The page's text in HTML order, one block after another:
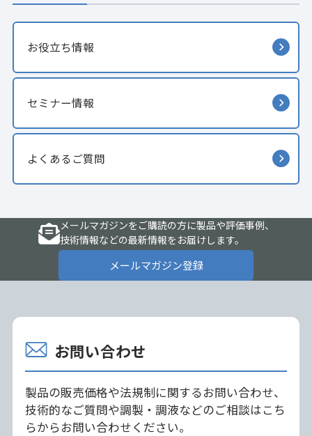
お役立ち情報
セミナー情報
よくあるご質問
メールマガジンをご購読の方に製品や評価事例、
技術情報などの最新情報をお届けします。
メールマガジン登録
お問い合わせ
製品の販売価格や法規制に関するお問い合わせ、
技術的なご質問や調製・調液などのご相談はこち
らからお問い合わせください。